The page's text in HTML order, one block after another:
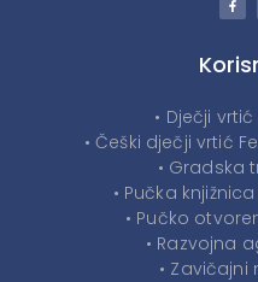
• Dječji
• Češki dječji vrtić
• Gradska
• Pučka
• Pučko
• Razvojna
• Zavičajni